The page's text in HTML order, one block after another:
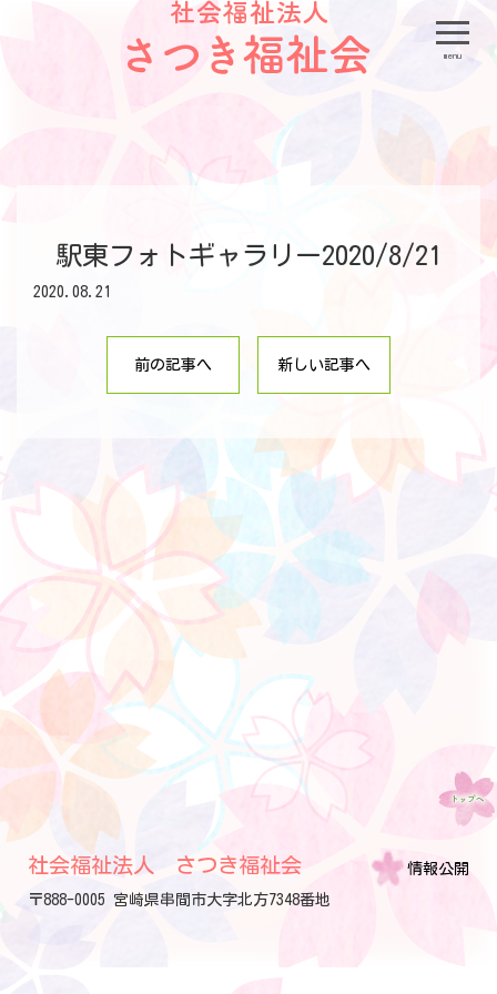
menu
駅東フォトギャラリー2020/8/21
2020.08.21
前の記事へ 新しい記事へ
社会福祉法人 さつき福祉会
〒888-0005 宮崎県串間市大字北方7348番地
情報公開